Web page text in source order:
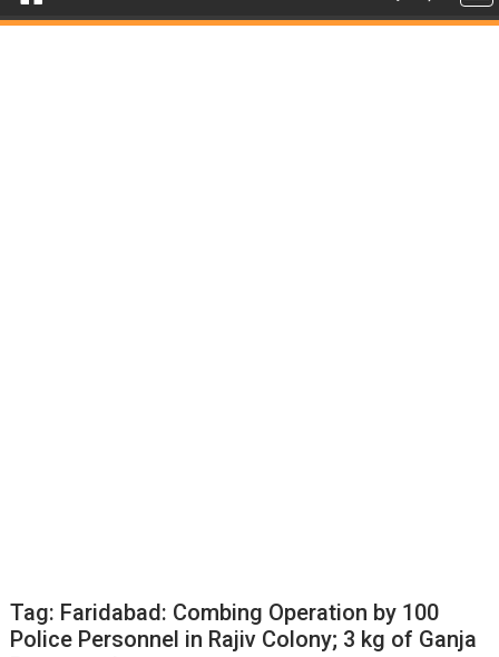
Tag: Faridabad: Combing Operation by 100
Police Personnel in Rajiv Colony; 3 kg of Ganja